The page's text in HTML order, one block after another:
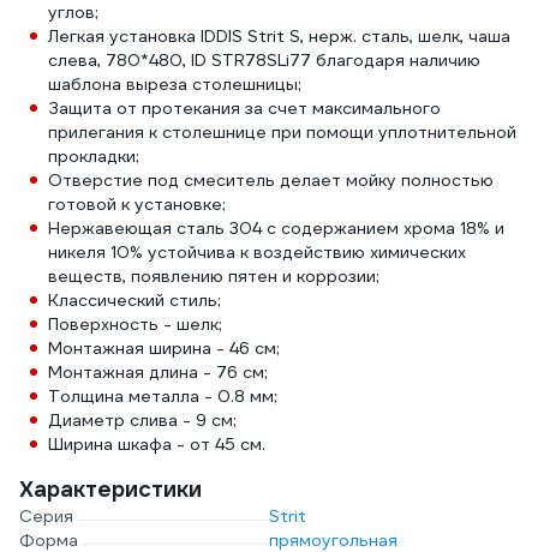
углов;
Легкая установка IDDIS Strit S, нерж. сталь, шелк, чаша
слева, 780*480, ID STR78SLi77 благодаря наличию
шаблона выреза столешницы;
Защита от протекания за счет максимального
прилегания к столешнице при помощи уплотнительной
прокладки;
Отверстие под смеситель делает мойку полностью
готовой к установке;
Нержавеющая сталь 304 с содержанием хрома 18% и
никеля 10% устойчива к воздействию химических
веществ, появлению пятен и коррозии;
Классический стиль;
Поверхность - шелк;
Монтажная ширина - 46 см;
Монтажная длина - 76 см;
Толщина металла - 0.8 мм;
Диаметр слива - 9 см;
Ширина шкафа - от 45 см.
Характеристики
Серия
Strit
Форма
прямоугольная